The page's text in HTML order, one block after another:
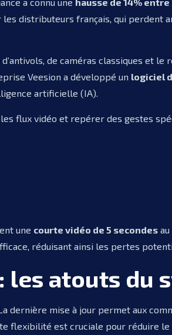
distributeurs français, qui perdent
de caméras classiques et le
Veesion a développé un logiciel
artificielle (IA).
flux vidéo et repérer des gestes
une courte vidéo de 5 secondes
réduisant ainsi les pertes
atouts du
dernière mise à jour permet aux
flexibilité est cruciale pour réduire